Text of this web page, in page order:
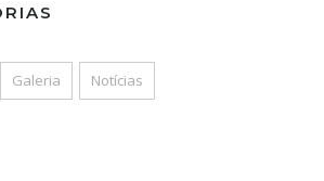
Galeria Notícias